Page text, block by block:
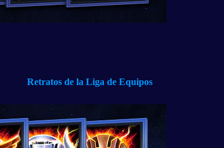
Retratos de la Liga de Equipos